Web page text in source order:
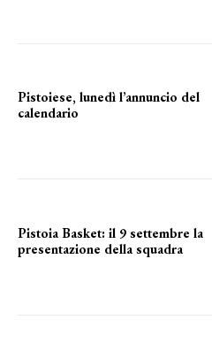
Pistoiese, lunedì l’annuncio del
calendario
Pistoia Basket: il 9 settembre la
presentazione della squadra